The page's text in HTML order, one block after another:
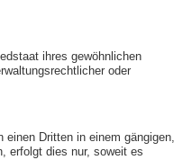
ihres gewöhnlichen
oder
Dritten in einem gängigen,
erfolgt dies nur, soweit es